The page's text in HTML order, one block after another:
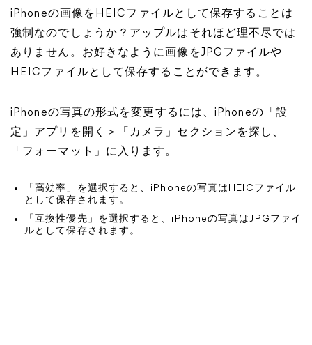
iPhoneの画像をHEICファイルとして保存することは
強制なのでしょうか？アップルはそれほど理不尽では
ありません。お好きなように画像をJPGファイルや
HEICファイルとして保存することができます。
iPhoneの写真の形式を変更するには、iPhoneの「設
定」アプリを開く＞「カメラ」セクションを探し、
「フォーマット」に入ります。
「高効率」を選択すると、iPhoneの写真はHEICファイル
として保存されます。
「互換性優先」を選択すると、iPhoneの写真はJPGファイ
ルとして保存されます。